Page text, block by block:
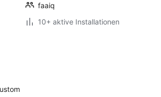
faaiq
10+ aktive Installationen